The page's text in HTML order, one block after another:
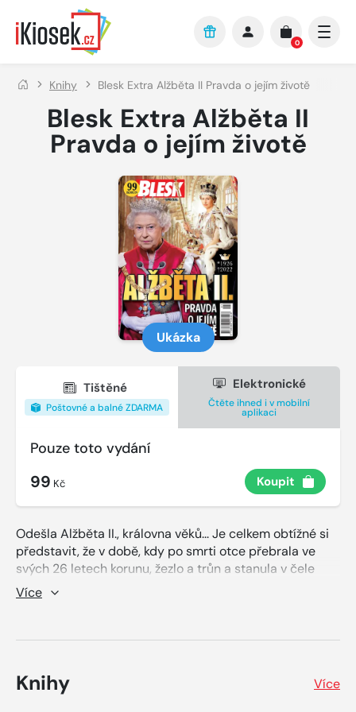
Přejít na hlavní obsah
0
Knihy Blesk Extra Alžběta II Pravda o jejím životě
Blesk Extra Alžběta II
Pravda o jejím životě
Ukázka
Tištěné
Poštovné a balné ZDARMA
Elektronické
Čtěte ihned i v mobilní
aplikaci
Pouze toto vydání
99 Kč Koupit
Odešla Alžběta II., královna věků... Je celkem obtížné si
představit, že v době, kdy po smrti otce přebrala ve
svých 26 letech korunu, žezlo a trůn a stanula v čele
království, byl v její zemi premiérem Winston Churchill a
daleko na východě páchal zvěrstva Josif Stalin. Za jejího
map zmizel Sovětský svaz… Lidstvo dobylo Měsíc,
Americe se vystřídalo 14 prezidentů a na vatikánském
stolci 7 papežů. Jen ve Velké Británii se nic neměnilo –
Více
Knihy Více